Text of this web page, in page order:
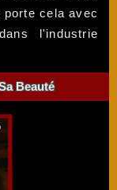
cela avec
l'industrie
Beauté